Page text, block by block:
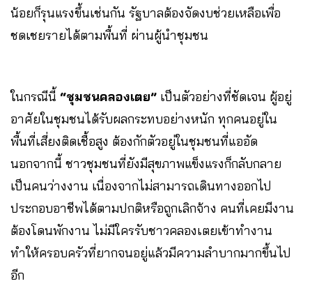
น้อยก็รุนแรงขึ้นเช่นกัน รัฐบาลต้องจัดงบช่วยเหลือเพื่อ
ชดเชยรายได้ตามพื้นที่ ผ่านผู้นำชุมชน
ในกรณีนี้ “ชุมชนคลองเตย” เป็นตัวอย่างที่ชัดเจน ผู้อยู่
อาศัยในชุมชนได้รับผลกระทบอย่างหนัก ทุกคนอยู่ใน
พื้นที่เสี่ยงติดเชื้อสูง ต้องกักตัวอยู่ในชุมชนที่แออัด
นอกจากนี้ ชาวชุมชนที่ยังมีสุขภาพแข็งแรงก็กลับกลาย
เป็นคนว่างงาน เนื่องจากไม่สามารถเดินทางออกไป
ประกอบอาชีพได้ตามปกติหรือถูกเลิกจ้าง คนที่เคยมีงาน
ต้องโดนพักงาน ไม่มีใครรับชาวคลองเตยเข้าทำงาน
ทำให้ครอบครัวที่ยากจนอยู่แล้วมีความลำบากมากขึ้นไป
อีก